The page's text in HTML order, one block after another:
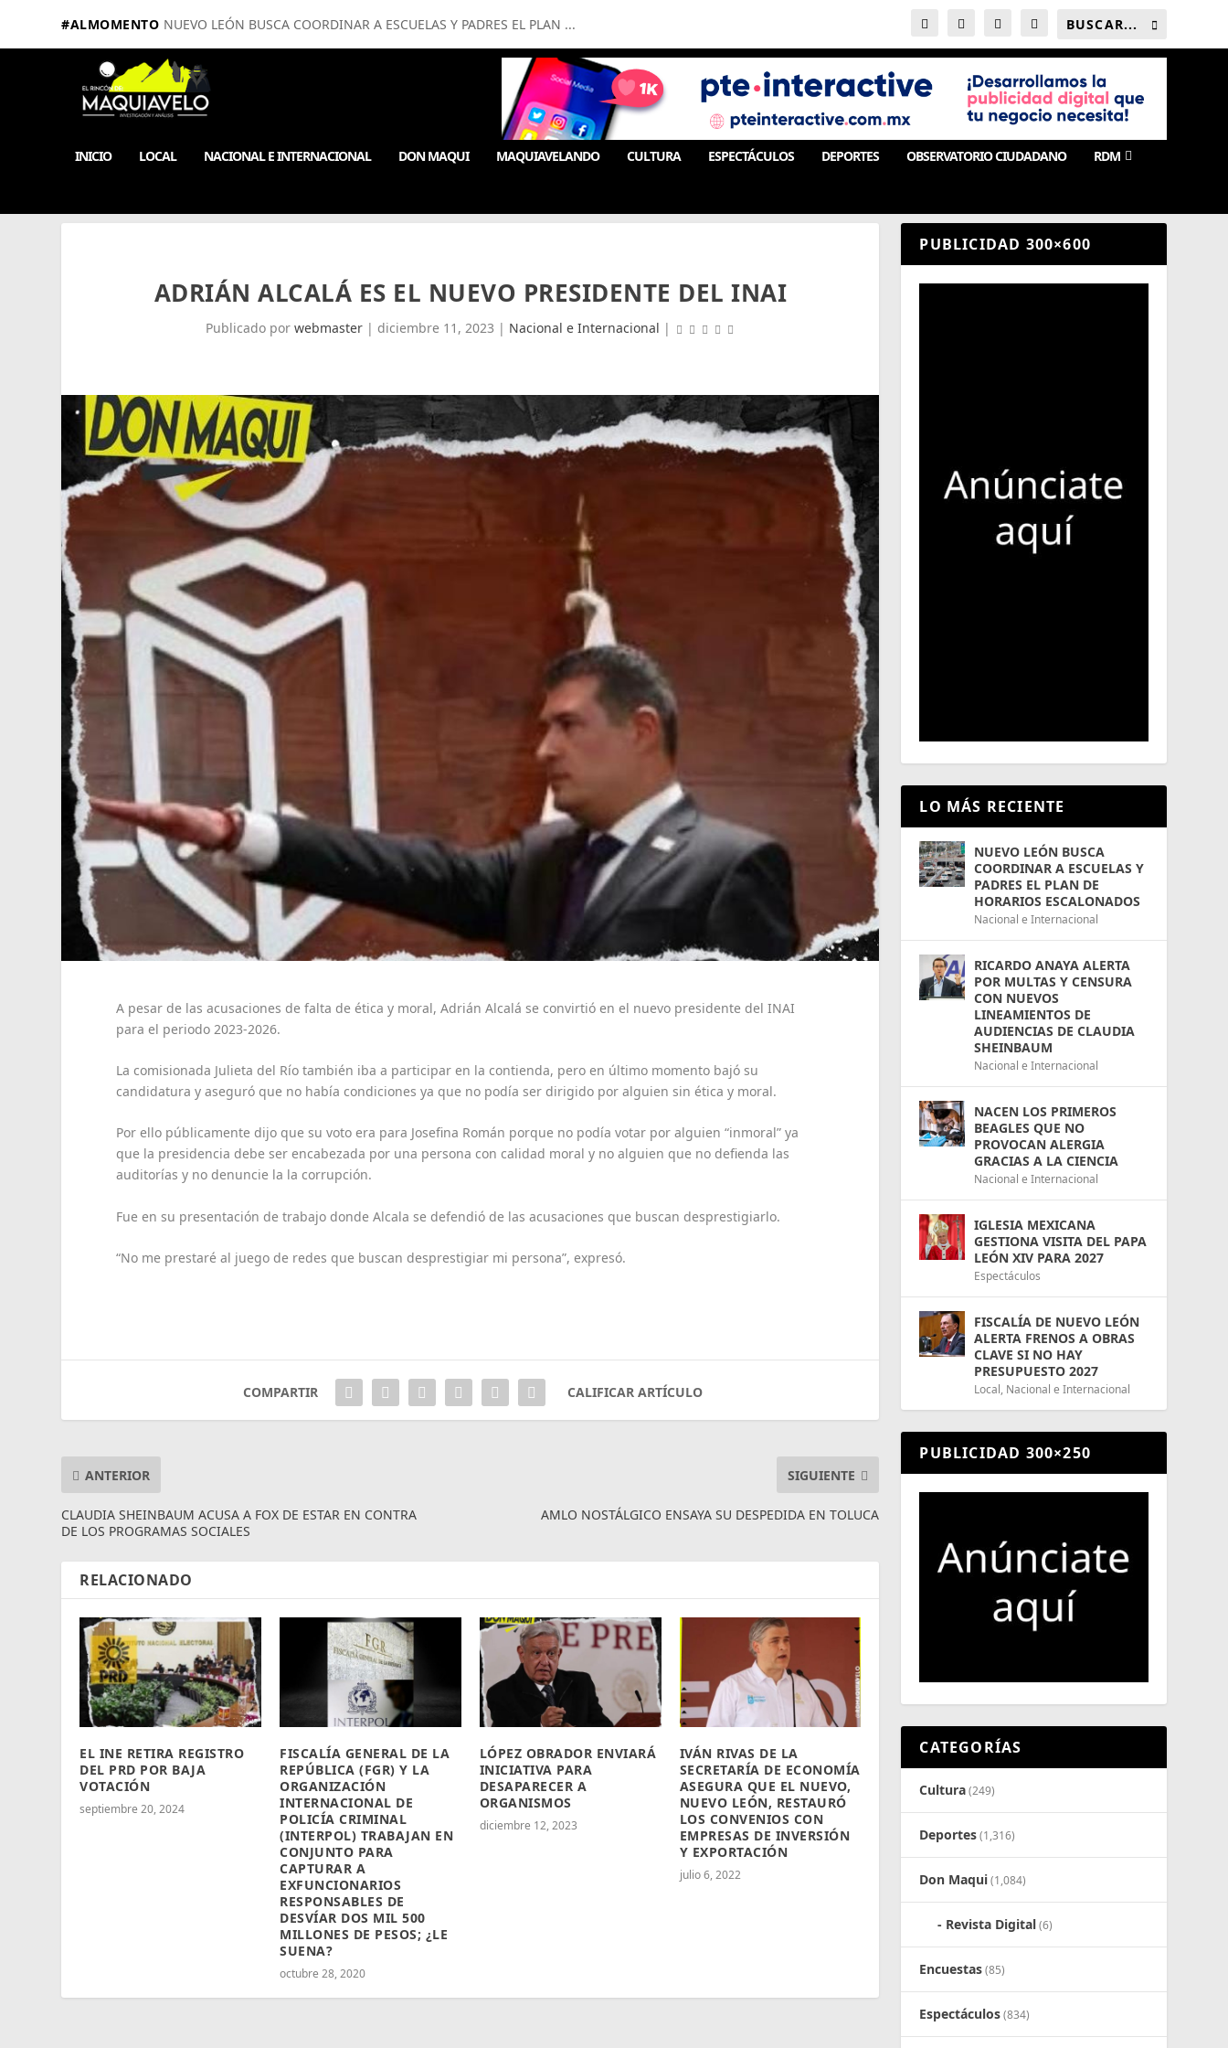
#ALMOMENTO NUEVO LEÓN BUSCA COORDINAR A ESCUELAS Y PADRES EL PLAN ...
INICIO LOCAL NACIONAL E INTERNACIONAL DON MAQUI MAQUIAVELANDO CULTURA ESPECTÁCULOS DEPORTES OBSERVATORIO CIUDADANO RDM
ADRIÁN ALCALÁ ES EL NUEVO PRESIDENTE DEL INAI
Publicado porwebmaster | diciembre 11, 2023 | Nacional e Internacional |
A pesar de las acusaciones de falta de ética y moral, Adrián Alcalá se convirtió en el nuevo presidente del INAI
para el periodo 2023-2026.
La comisionada Julieta del Río también iba a participar en la contienda, pero en último momento bajó su
candidatura y aseguró que no había condiciones ya que no podía ser dirigido por alguien sin ética y moral.
Por ello públicamente dijo que su voto era para Josefina Román porque no podía votar por alguien “inmoral” ya
que la presidencia debe ser encabezada por una persona con calidad moral y no alguien que no defienda las
auditorías y no denuncie la la corrupción.
Fue en su presentación de trabajo donde Alcala se defendió de las acusaciones que buscan desprestigiarlo.
“No me prestaré al juego de redes que buscan desprestigiar mi persona”, expresó.
COMPARTIR CALIFICAR ARTÍCULO
ANTERIOR
CLAUDIA SHEINBAUM ACUSA A FOX DE ESTAR EN CONTRA
DE LOS PROGRAMAS SOCIALES
SIGUIENTE
AMLO NOSTÁLGICO ENSAYA SU DESPEDIDA EN TOLUCA
RELACIONADO
EL INE RETIRA REGISTRO
DEL PRD POR BAJA
VOTACIÓN
septiembre 20, 2024
FISCALÍA GENERAL DE LA
REPÚBLICA (FGR) Y LA
ORGANIZACIÓN
INTERNACIONAL DE
POLICÍA CRIMINAL
(INTERPOL) TRABAJAN EN
CONJUNTO PARA
CAPTURAR A
EXFUNCIONARIOS
RESPONSABLES DE
DESVÍAR DOS MIL 500
MILLONES DE PESOS; ¿LE
SUENA?
octubre 28, 2020
LÓPEZ OBRADOR ENVIARÁ
INICIATIVA PARA
DESAPARECER A
ORGANISMOS
diciembre 12, 2023
IVÁN RIVAS DE LA
SECRETARÍA DE ECONOMÍA
ASEGURA QUE EL NUEVO,
NUEVO LEÓN, RESTAURÓ
LOS CONVENIOS CON
EMPRESAS DE INVERSIÓN
Y EXPORTACIÓN
julio 6, 2022
PUBLICIDAD 300×600
LO MÁS RECIENTE
NUEVO LEÓN BUSCA
COORDINAR A ESCUELAS Y
PADRES EL PLAN DE
HORARIOS ESCALONADOS
Nacional e Internacional
RICARDO ANAYA ALERTA
POR MULTAS Y CENSURA
CON NUEVOS
LINEAMIENTOS DE
AUDIENCIAS DE CLAUDIA
SHEINBAUM
Nacional e Internacional
NACEN LOS PRIMEROS
BEAGLES QUE NO
PROVOCAN ALERGIA
GRACIAS A LA CIENCIA
Nacional e Internacional
IGLESIA MEXICANA
GESTIONA VISITA DEL PAPA
LEÓN XIV PARA 2027
Espectáculos
FISCALÍA DE NUEVO LEÓN
ALERTA FRENOS A OBRAS
CLAVE SI NO HAY
PRESUPUESTO 2027
Local, Nacional e Internacional
PUBLICIDAD 300×250
CATEGORÍAS
Cultura(249)
Deportes(1,316)
Don Maqui(1,084)
Revista Digital(6)
Encuestas(85)
Espectáculos(834)